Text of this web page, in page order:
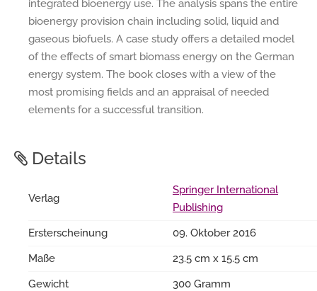
integrated bioenergy use. The analysis spans the entire
bioenergy provision chain including solid, liquid and
gaseous biofuels. A case study offers a detailed model
of the effects of smart biomass energy on the German
energy system. The book closes with a view of the
most promising fields and an appraisal of needed
elements for a successful transition.
Details
Verlag
Springer International
Publishing
Ersterscheinung
09. Oktober 2016
Maße
23.5 cm x 15.5 cm
Gewicht
300 Gramm